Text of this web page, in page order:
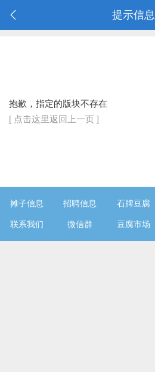
提示信息
抱歉，指定的版块不存在
[ 点击这里返回上一页 ]
摊子信息 招聘信息 石牌豆腐
联系我们 微信群 豆腐市场